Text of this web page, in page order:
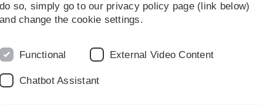
Donautal (KliConn)
do so, simply go to our privacy policy page (link below)
and change the cookie settings.
Functional External Video Content
Chatbot Assistant